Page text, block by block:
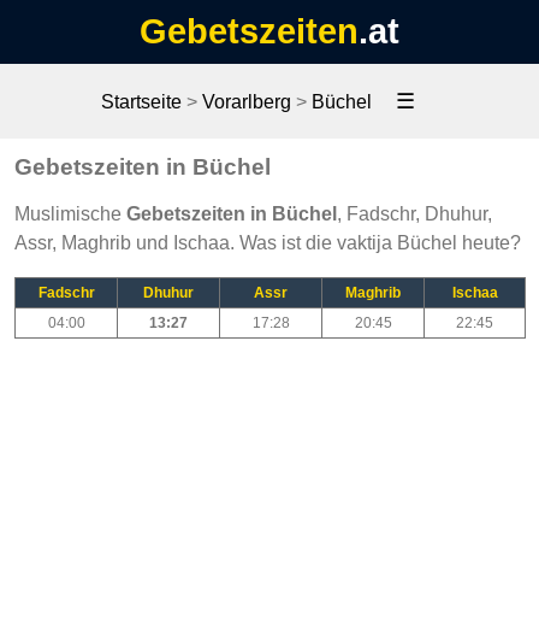
Gebetszeiten.at
Startseite> Vorarlberg > Büchel ☰
Gebetszeiten in Büchel
Muslimische Gebetszeiten in Büchel , Fadschr, Dhuhur,
Assr, Maghrib und Ischaa. Was ist die vaktija Büchel heute?
Fadschr Dhuhur Assr Maghrib
Ischaa
04:00
13:27 17:28 20:45 22:45